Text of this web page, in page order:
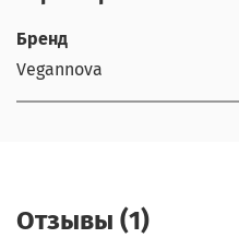
Бренд
Vegannova
Отзывы (1)